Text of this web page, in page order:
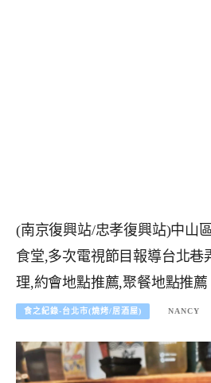
(南京復興站/忠孝復興站)中山
食堂,多次電視節目報導台北巷
理,約會地點推薦,聚餐地點推薦
食之紀錄-台北市(燒烤/居酒屋) NANCY